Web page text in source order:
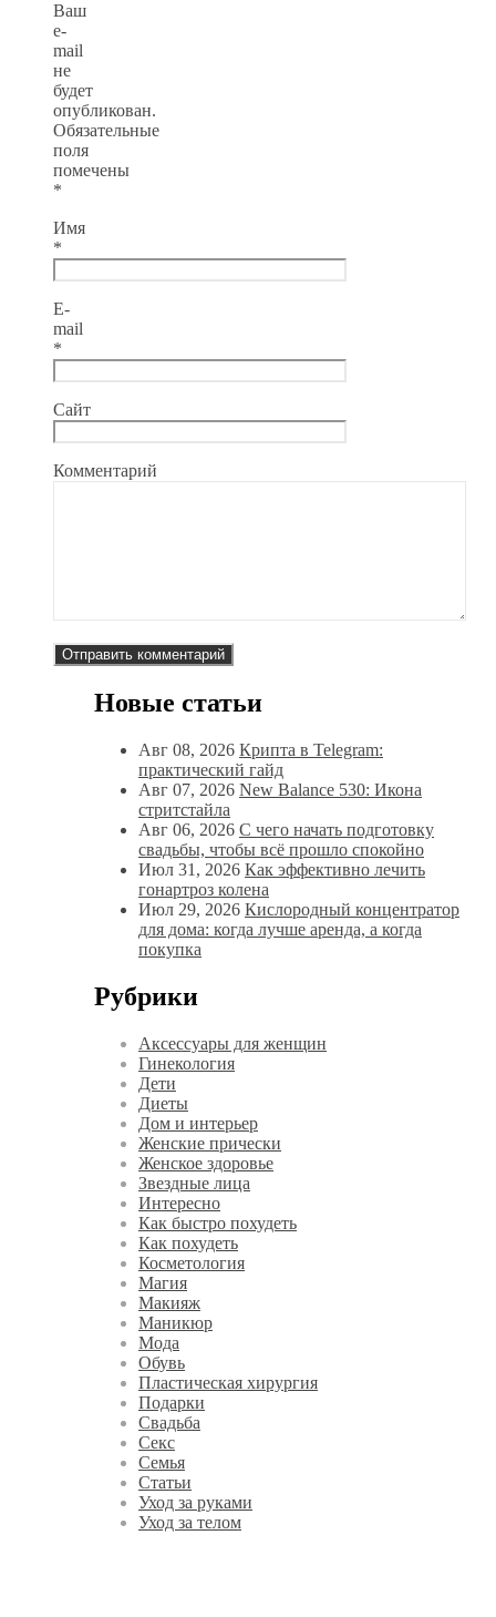
Ваш
e-
mail
не
будет
опубликован.
Обязательные
поля
помечены
*
Имя
*
E-
mail
*
Сайт
Комментарий
Новые статьи
Авг 08, 2026 Крипта в Telegram:
практический гайд
Авг 07, 2026 New Balance 530: Икона
стритстайла
Авг 06, 2026 С чего начать подготовку
свадьбы, чтобы всё прошло спокойно
Июл 31, 2026 Как эффективно лечить
гонартроз колена
Июл 29, 2026 Кислородный концентратор
для дома: когда лучше аренда, а когда
покупка
Рубрики
Аксессуары для женщин
Гинекология
Дети
Диеты
Дом и интерьер
Женские прически
Женское здоровье
Звездные лица
Интересно
Как быстро похудеть
Как похудеть
Косметология
Магия
Макияж
Маникюр
Мода
Обувь
Пластическая хирургия
Подарки
Свадьба
Секс
Семья
Статьи
Уход за руками
Уход за телом